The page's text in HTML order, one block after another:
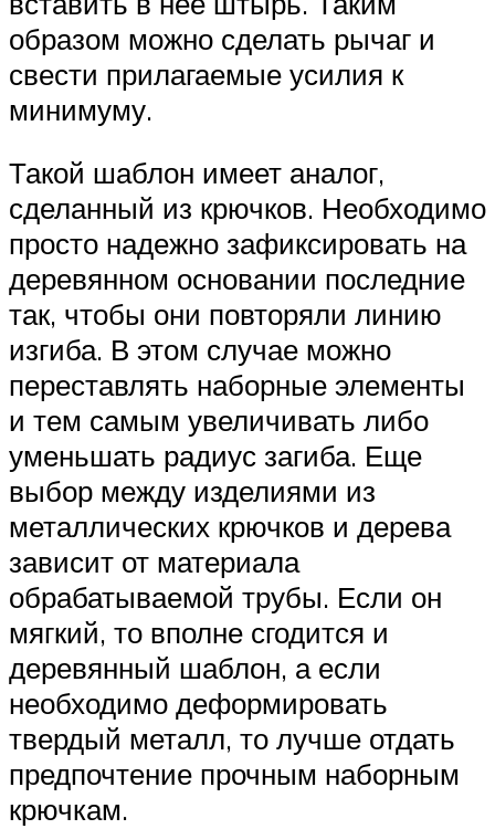
образом можно сделать рычаг и
свести прилагаемые усилия к
минимуму.
Такой шаблон имеет аналог,
сделанный из крючков. Необходимо
просто надежно зафиксировать на
деревянном основании последние
так, чтобы они повторяли линию
изгиба. В этом случае можно
переставлять наборные элементы
и тем самым увеличивать либо
уменьшать радиус загиба. Еще
выбор между изделиями из
металлических крючков и дерева
зависит от материала
обрабатываемой трубы. Если он
мягкий, то вполне сгодится и
деревянный шаблон, а если
необходимо деформировать
твердый металл, то лучше отдать
предпочтение прочным наборным
крючкам.